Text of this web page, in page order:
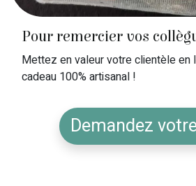
Pour remercier vos
Mettez en valeur votre clientèle en
cadeau 100% artisanal !
Demandez